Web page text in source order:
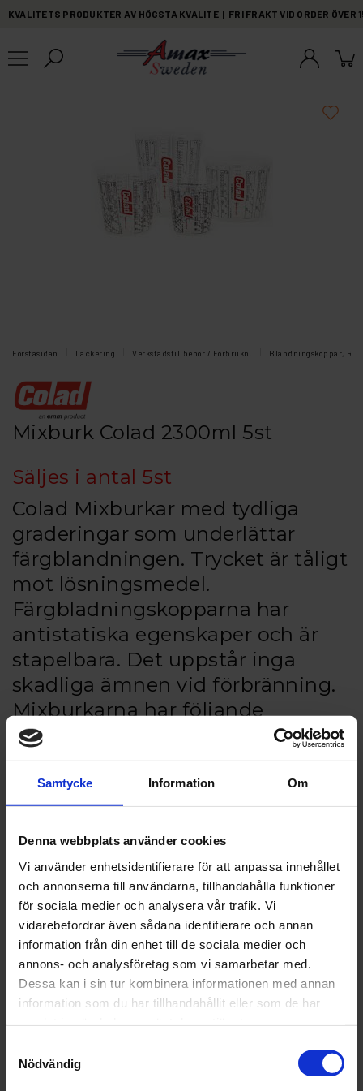
Samtycke Information Om
Denna webbplats använder cookies
Vi använder enhetsidentifierare för att anpassa innehållet
och annonserna till användarna, tillhandahålla funktioner
för sociala medier och analysera vår trafik. Vi
vidarebefordrar även sådana identifierare och annan
information från din enhet till de sociala medier och
annons- och analysföretag som vi samarbetar med.
Dessa kan i sin tur kombinera informationen med annan
information som du har tillhandahållit eller som de har
Nödvändig
KVALITETS PRODUKTER AV HÖGSTA KVALITE | FRI FRAKT VID ORDER
Förstasidan Lackering Verkstadstillbehör / Förbrukn. Blandningskoppar,
Mixburk Colad 2300ml 5st
Säljes i antal 5st
Colad Mixburkar med tydliga
graderingar som underlättar
färgblandningen. Trycket är tåligt
mot lösningsmedel.
Färgbladningskopparna har
antistatiska egenskaper och är
stapelbara. Det uppstår inga
skadliga ämnen vid förbränning.
Mixburkarna har följande
egenskaper:
- ren, smidig och transparent, -
tryckt med
4:1, 5:1 - mycket stabil, - enkla att
hälla ur! - enkla att förvara... och
kassera, - den klara plasten är inte
giftig, - har antistatiska
egenskaper, - förbränning av
plasten resulterar inte i farliga
gase
Artikelnr: COL 7-9410300-5
56 kr